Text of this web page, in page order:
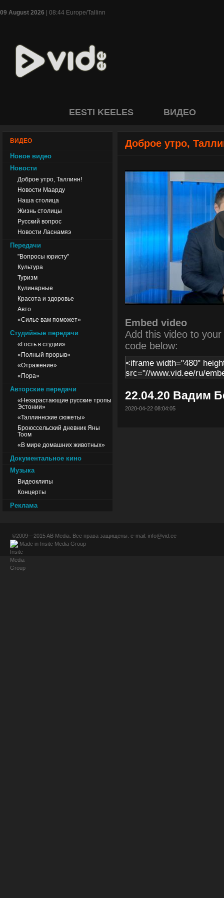
09 August 2026 | 08:44 Europe/Tallinn
EESTI KEELES ВИДЕО
ВИДЕО
Новое видео
Новости
Доброе утро, Таллинн!
Новости Маарду
Наша столица
Жизнь столицы
Русский вопрос
Новости Ласнамяэ
Передачи
"Вопросы юристу"
Культура
Туризм
Кулинарные
Красота и здоровье
Авто
«Силье вам поможет»
Студийные передачи
«Гость в студии»
«Полный прорыв»
«Отражение»
«Пора»
Авторские передачи
«Незарастающие русские тропы
Эстонии»
«Таллиннские сюжеты»
Броюссельский дневник Яны
Тоом
«В мире домашних животных»
Документальное кино
Музыка
Видеоклипы
Концерты
Реклама
Доброе утро,
Embed video
Add this video to
code below:
22.04.20 Вадим
2020-04-22 08:04:05
©2009—2015AB Media . Все права защищены. e-mail: info@vid.ee
Made in Insite Media Group